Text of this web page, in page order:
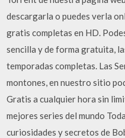
descargarla o puedes verla
gratis completas en HD.
sencilla y de forma gratuita,
temporadas completas. Las
montones, en nuestro sitio
Gratis a cualquier hora sin
mejores series del mundo
curiosidades y secretos de